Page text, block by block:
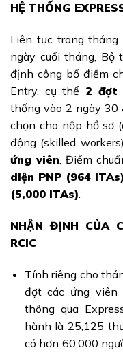
HỆ THỐNG
Liên tục trong
ngày cuối tháng, Bộ
định công bố điểm
Entry, cụ thể 2 đợt
thống vào 2 ngày 30
chọn cho nộp hồ sơ
động (skilled
ứng viên. Điểm
diện PNP (964
(5,000 ITAs).
NHẬN ĐỊNH CỦA
RCIC
Tính riêng cho
đợt các ứng viên
thông qua
hành là 25,125
có hơn 60,000